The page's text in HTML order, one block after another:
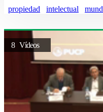
propiedad intelectual
8 Vídeos